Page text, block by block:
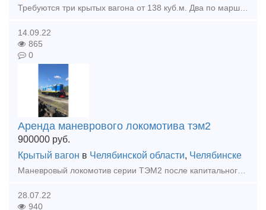
Требуются три крытых вагона от 138 куб.м. Два по маршруту Бердск-Лабытнанги, один Бердск-Пурпе
14.09.22
865
0
Аренда маневрового локомотива тэм2
900000 руб.
Крытый вагон в Челябинской области, Челябинске
Маневровый локомотив серии ТЭМ2 после капитального ремонта в аренду. С возможностью выезда на пути общего пользования. Также оказываем услуги по капремонту и обслуживанию тепловоза. Аренда с бригад
28.07.22
940